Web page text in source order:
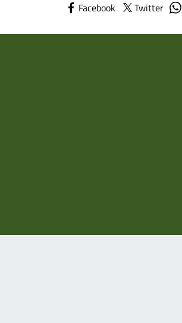
Facebook Twitter